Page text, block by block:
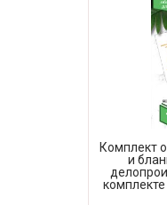
Комплект
и